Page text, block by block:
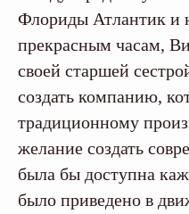
Флориды Атлантик и
прекрасным часам,
своей старшей
создать компанию,
традиционному
желание создать
была бы доступна
было приведено в